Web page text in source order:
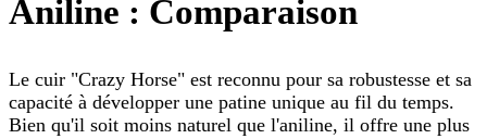
Aniline : Comparaison
Le cuir "Crazy Horse" est reconnu pour sa robustesse et sa
capacité à développer une patine unique au fil du temps.
Bien qu'il soit moins naturel que l'aniline, il offre une plus